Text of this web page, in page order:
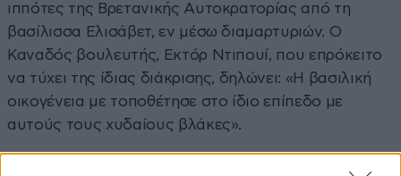
ιππότες της Βρετανικής Αυτοκρατορίας από τη
βασίλισσα Ελισάβετ, εν μέσω διαμαρτυριών. Ο
Καναδός βουλευτής, Εκτόρ Ντιπουί, που επρόκειτο
να τύχει της ίδιας διάκρισης, δηλώνει: «Η βασιλική
οικογένεια με τοποθέτησε στο ίδιο επίπεδο με
αυτούς τους χυδαίους βλάκες».